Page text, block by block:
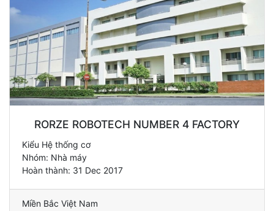
RORZE ROBOTECH NUMBER 4 FACTORY
Kiểu Hệ thống cơ
Nhóm: Nhà máy
Hoàn thành: 31 Dec 2017
Miền Bắc Việt Nam